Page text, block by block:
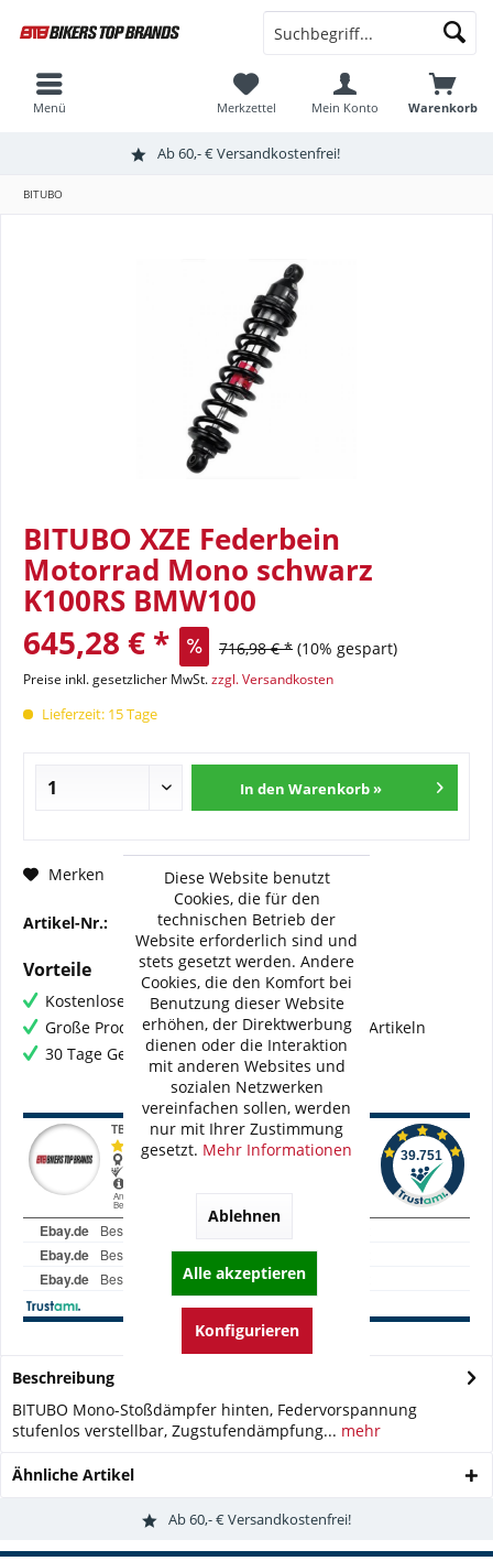
Ab 60,- € Versandkostenfrei!
Warenkorb
Merkzettel Mein Konto
Menü
BITUBO
BITUBO XZE Federbein
Motorrad Mono schwarz
K100RS BMW100
645,28 € * 716,98 € * (10% gespart)
Preise inkl. gesetzlicher MwSt.zzgl. Versandkosten
Lieferzeit: 15 Tage
In den Warenkorb »
Merken Fragen zum Artikel?
Artikel-Nr.: BI-BW007-XZE02
Vorteile
Kostenloser Versand ab € 60,- Bestellwert
Große Produktauswahl mit mehr als 80.000 Artikeln
30 Tage Geld-Zurück-Garantie
Beschreibung
BITUBO Mono-Stoßdämpfer hinten, Federvorspannung
stufenlos verstellbar, Zugstufendämpfung... mehr
Ähnliche Artikel
Ab 60,- € Versandkostenfrei!
Diese Website benutzt
Cookies, die für den
technischen Betrieb der
Website erforderlich sind und
stets gesetzt werden. Andere
Cookies, die den Komfort bei
Benutzung dieser Website
erhöhen, der Direktwerbung
dienen oder die Interaktion
mit anderen Websites und
sozialen Netzwerken
vereinfachen sollen, werden
nur mit Ihrer Zustimmung
gesetzt. Mehr Informationen
Ablehnen
Alle akzeptieren
Konfigurieren